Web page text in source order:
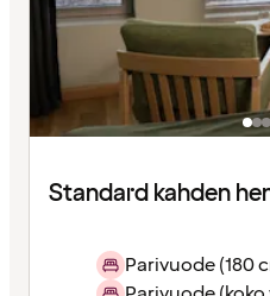
Standard kahden
Parivuode (180